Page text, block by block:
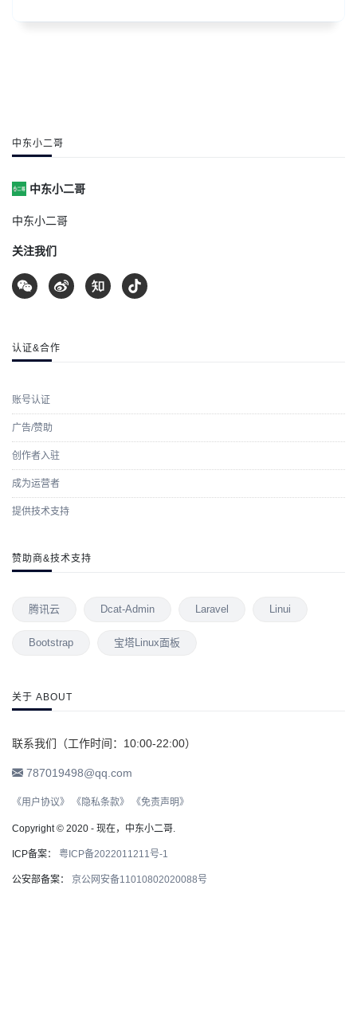
中东小二哥
中东小二哥
中东小二哥
关注我们
认证&合作
账号认证
广告/赞助
创作者入驻
成为运营者
提供技术支持
赞助商&技术支持
腾讯云 Dcat-Admin Laravel Linui
Bootstrap 宝塔Linux面板
关于 ABOUT
联系我们（工作时间：10:00-22:00）
787019498@qq.com
《用户协议》 《隐私条款》 《免责声明》
Copyright © 2020 - 现在，中东小二哥.
ICP备案： 粤ICP备2022011211号-1
公安部备案： 京公网安备11010802020088号